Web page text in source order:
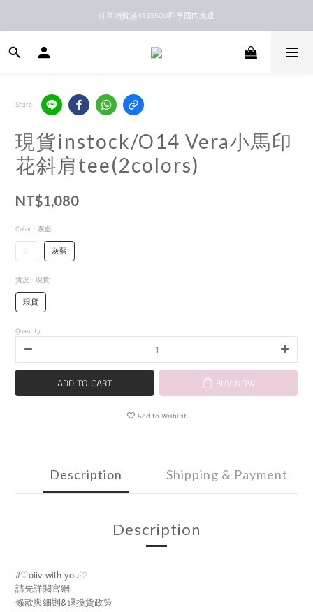
新馬港澳順豐到付配送
訂單消費滿NT$3500即享國內免運
新馬港澳順豐到付配送
Share
現貨instock/O14 Vera小馬印
花斜肩tee(2colors)
NT$1,080
Color : 灰藍
灰藍
貨況 : 現貨
現貨
Quantity
ADD TO CART BUY NOW
Add to Wishlist
Description Shipping & Payment
Description
#♡oiiv with you♡
請先詳閱官網
條款與細則&退換貨政策